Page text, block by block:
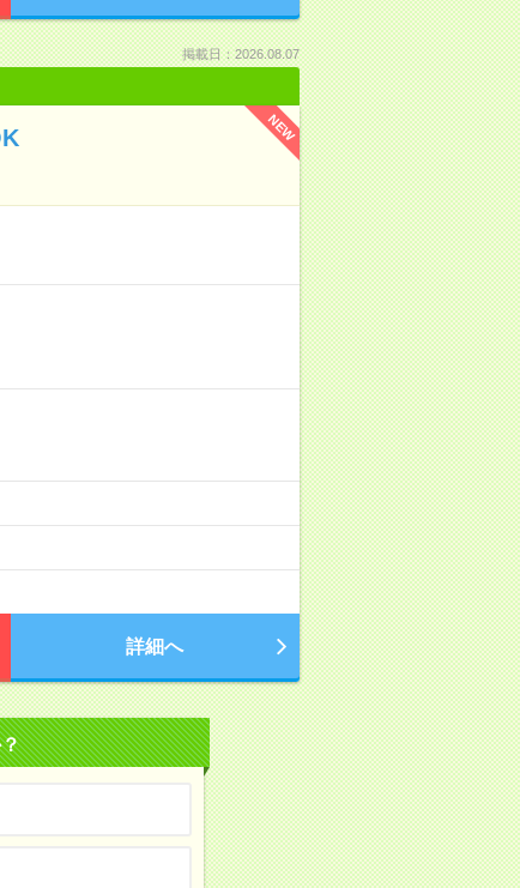
掲載日：2026.08.07
NEW
詳細へ